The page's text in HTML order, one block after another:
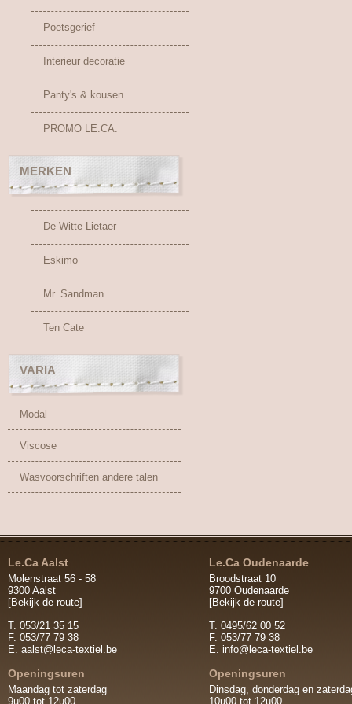
Poetsgerief
Interieur decoratie
Panty's & kousen
PROMO LE.CA.
MERKEN
De Witte Lietaer
Eskimo
Mr. Sandman
Ten Cate
VARIA
Modal
Viscose
Wasvoorschriften andere talen
Le.Ca Aalst
Molenstraat 56 - 58
9300 Aalst
[Bekijk de route]
T. 053/21 35 15
F. 053/77 79 38
E. aalst@leca-textiel.be
Openingsuren
Maandag tot zaterdag
9u00 tot 12u00
Le.Ca Oudenaarde
Broodstraat 10
9700 Oudenaarde
[Bekijk de route]
T. 0495/62 00 52
F. 053/77 79 38
E. info@leca-textiel.be
Openingsuren
Dinsdag, donderdag en
10u00 tot 12u00